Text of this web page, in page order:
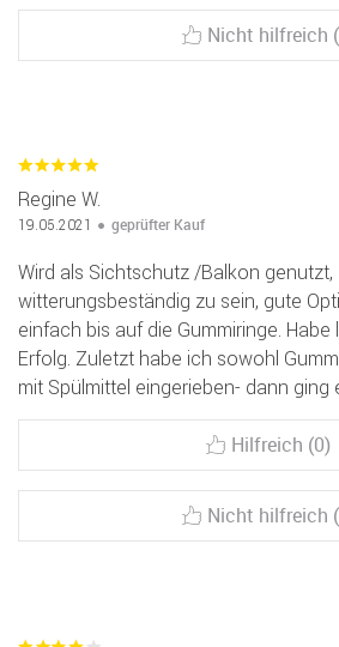
Nicht hilfreich
Regine W.
19.05.2021 geprüfter Kauf
Wird als Sichtschutz /Balkon
witterungsbeständig zu sein, gute
einfach bis auf die Gummiringe.
Erfolg. Zuletzt habe ich sowohl
mit Spülmittel eingerieben- dann ging
Hilfreich (0)
Nicht hilfreich